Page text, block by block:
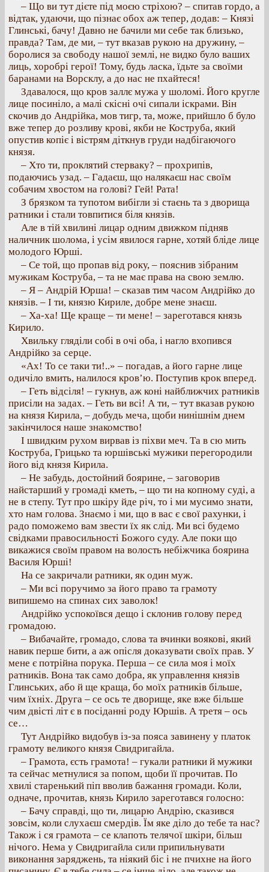
– Що ви тут дієте під моєю стріхою? – спитав гордо, а
відтак, удаючи, що пізнає обох аж тепер, додав: – Князі
Глинські, бачу! Давно не бачили ми себе так близько,
правда? Там, де ми, – тут вказав рукою на дружину, –
боролися за свободу нашої землі, не видко було ваших
лиць, хоробрі герої! Тому, будь ласка, їдьте за своїми
баранами на Ворсклу, а до нас не пхайтеся!
Здавалося, що кров заллє мужа у шоломі. Його кругле
лице посиніло, а малі скісні очі сипали іскрами. Він
скочив до Андрійка, мов тигр, та, може, прийшло б було
вже тепер до розливу крові, якби не Коструба, який
опустив копіє і вістрям діткнув груди надбігаючого
князя.
– Хто ти, проклятий стерваку? – прохрипів,
подаючись узад. – Гадаєш, що налякаєш нас своїм
собачим хвостом на голові? Гей! Рата!
З брязком та тупотом вибігли зі стаєнь та з дворища
ратники і стали товпитися біля князів.
Але в тій хвилині лицар одним движком підняв
наличник шолома, і усім явилося гарне, хотяй бліде лице
молодого Юрші.
– Се той, що пропав від року, – пояснив зібраним
мужикам Коструба, – та не має права на свою землю.
– Я – Андрій Юрша! – сказав тим часом Андрійко до
князів. – І ти, князю Кириле, добре мене знаєш.
– Ха-ха! Ще краще – ти мене! – зареготався князь
Кирило.
Хвильку гляділи собі в очі оба, і нагло вхопився
Андрійко за серце.
«Ах! То се таки ти!..» – погадав, а його гарне лице
одичіло вмить, налилося кров’ю. Поступив крок вперед.
– Геть відсіля! – гукнув, аж коні найближчих ратників
присіли на задах. – Геть ви всі! А ти, – тут вказав рукою
на князя Кирила, – добудь меча, щоби нинішнім днем
закінчилося наше знакомство!
І швидким рухом вирвав із піхви меч. Та в сю мить
Коструба, Грицько та юршівські мужики перегородили
його від князя Кирила.
– Не забудь, достойний боярине, – заговорив
найстарший у громаді кметь, – що ти на копному суді, а
не в степу. Тут про шкіру йде річ, то і ми мусимо знати,
хто нам голова. Знаємо і ми, що в вас є свої рахунки, і
радо поможемо вам звести їх як слід. Ми всі будемо
свідками правосильності Божого суду. Але поки що
викажися своїм правом на волость небіжчика боярина
Василя Юрші!
На се закричали ратники, як один муж.
– Ми всі поручимо за його право та грамоту
випишемо на спинах сих заволок!
Андрійко успокоївся дещо і склонив голову перед
громадою.
– Вибачайте, громадо, слова та вчинки воякові, який
навик перше бити, а аж опісля доказувати своїх прав. У
мене є потрійна порука. Перша – се сила моя і моїх
ратників. Вона так само добра, як управлення князів
Глинських, або й ще краща, бо моїх ратників більше,
чим їхніх. Друга – се ось те дворище, яке вже більше
чим двісті літ є в посіданні роду Юршів. А третя – ось
се…
Тут Андрійко видобув із-за пояса завинену у платок
грамоту великого князя Свидригайла.
– Грамота, єсть грамота! – гукали ратники й мужики
та сейчас метнулися за попом, щоби її прочитав. По
хвилі старенький піп вволив бажання громади. Коли,
одначе, прочитав, князь Кирило зареготався голосно:
– Бачу справді, що ти, лицарю Андрію, сказився
зовсім, коли слухаєш смердів. Їм яке діло до тебе та нас?
Також і ся грамота – се клапоть телячої шкіри, більш
нічого. Нема у Свидригайла сили припильнувати
виконання заряджень, та ніякий біс і не пчихне на його